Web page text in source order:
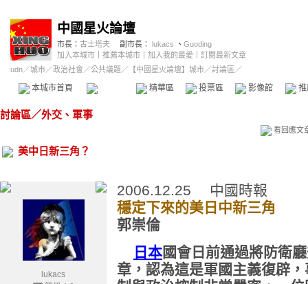
中國星火論壇
市長： 古士塔夫 副市長： lukacs 、 Guoding
加入本城市
推薦本城市 加入我的最愛
訂閱最新文章
udn／城市／政治社會 ／公共議題 ／ 【中國星火論壇】城市／討論區／
本城市首頁 精華區 投票區 影像館
討論區／外交、軍事
看回應文
美中日新三角？
lukacs
2006.12.25 中國時報
穩定下來的美日中新三角
郭崇倫
日本國會日前通過將防衛
章，認為這是軍國主義復辟